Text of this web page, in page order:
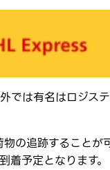
では有名はロジステ
物の追跡することが
予定となります。